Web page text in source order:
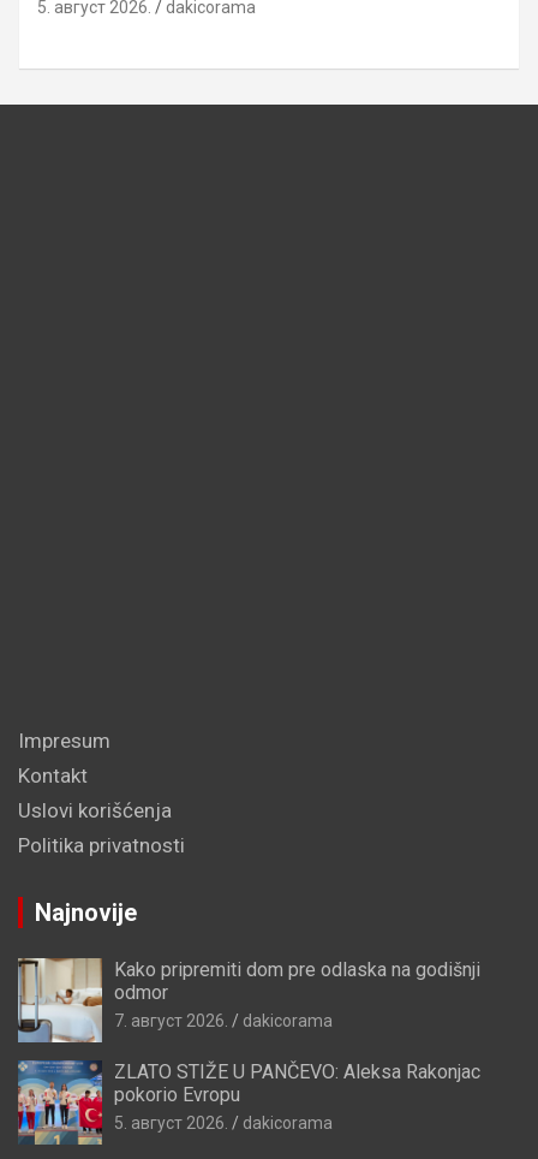
5. август 2026. dakicorama
Impresum
Kontakt
Uslovi korišćenja
Politika privatnosti
Najnovije
Kako pripremiti dom pre odlaska na godišnji
odmor
7. август 2026. dakicorama
ZLATO STIŽE U PANČEVO: Aleksa Rakonjac
pokorio Evropu
5. август 2026. dakicorama